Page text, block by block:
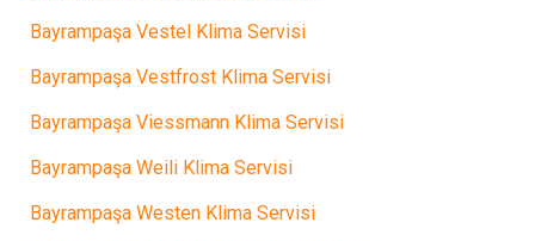
Bayrampaşa Vestel Klima Servisi
Bayrampaşa Vestfrost Klima Servisi
Bayrampaşa Viessmann Klima Servisi
Bayrampaşa Weili Klima Servisi
Bayrampaşa Westen Klima Servisi